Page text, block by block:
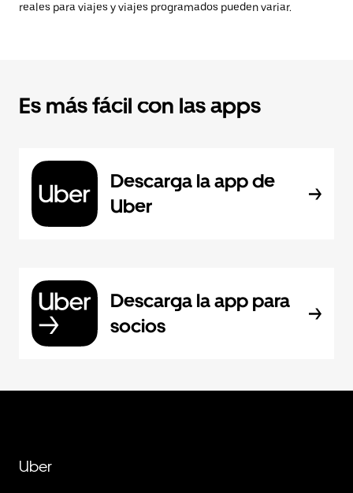
reales para viajes y viajes programados pueden variar.
Es más fácil con las apps
Descarga la app de
Uber
Descarga la app para
socios
Uber